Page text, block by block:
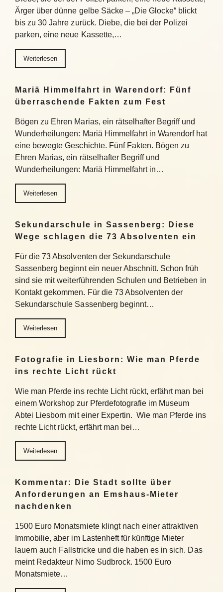
Ärger über dünne gelbe Säcke – „Die Glocke“ blickt
bis zu 30 Jahre zurück. Diebe, die bei der Polizei
parken, eine neue Kassette,…
Weiterlesen
Mariä Himmelfahrt in Warendorf: Fünf
überraschende Fakten zum Fest
Bögen zu Ehren Marias, ein rätselhafter Begriff und
Wunderheilungen: Mariä Himmelfahrt in Warendorf hat
eine bewegte Geschichte. Fünf Fakten. Bögen zu
Ehren Marias, ein rätselhafter Begriff und
Wunderheilungen: Mariä Himmelfahrt in…
Weiterlesen
Sekundarschule in Sassenberg: Diese
Wege schlagen die 73 Absolventen ein
Für die 73 Absolventen der Sekundarschule
Sassenberg beginnt ein neuer Abschnitt. Schon früh
sind sie mit weiterführenden Schulen und Betrieben in
Kontakt gekommen. Für die 73 Absolventen der
Sekundarschule Sassenberg beginnt…
Weiterlesen
Fotografie in Liesborn: Wie man Pferde
ins rechte Licht rückt
Wie man Pferde ins rechte Licht rückt, erfährt man bei
einem Workshop zur Pferdefotografie im Museum
Abtei Liesborn mit einer Expertin. Wie man Pferde ins
rechte Licht rückt, erfährt man bei…
Weiterlesen
Kommentar: Die Stadt sollte über
Anforderungen an Emshaus-Mieter
nachdenken
1500 Euro Monatsmiete klingt nach einer attraktiven
Immobilie, aber im Lastenheft für künftige Mieter
lauern auch Fallstricke und die haben es in sich. Das
meint Redakteur Nimo Sudbrock. 1500 Euro
Monatsmiete…